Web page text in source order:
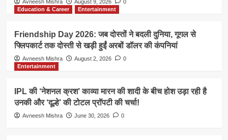
Avneesh Mishra August 9, 2026
0
Education & Career
Entertainment
Friendship Day 2026: जब दोस्तों ने बदली दुनिया, गूगल से
फ्लिपकार्ट तक दोस्ती से खड़ी हुईं अरबों डॉलर की कंपनियां
Avneesh Mishra August 2, 2026
0
Entertainment
IPL की ‘नेशनल क्रश’ काव्या मारन की शादी के बीच होश उड़ा रही है
उनकी और ‘दूल्हे’ की टोटल प्रॉपटी की चर्चा!
Avneesh Mishra June 30, 2026 0